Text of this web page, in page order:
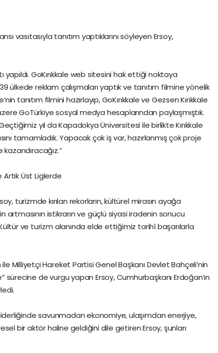
vasıtasıyla tanıtım yaptıklarını söyleyen Ersoy,
GoKırıkkale web sitesini hak ettiği noktaya
ülkede reklam çalışmaları yaptık ve tanıtım filmine yönelik
tanıtım filmini hazırlayıp, GoKırıkkale ve Gezsen Kırıkkale
GoTürkiye sosyal medya hesaplarından paylaşmıştık.
yıl da Kapadokya Üniversitesi ile birlikte Kırıkkale
tamamladık. Yapacak çok iş var, hazırlanmış çok proje
kazandıracağız.”
Üst Liglerde
turizmde kırılan rekorların, kültürel mirasın ayağa
artmasının istikrarın ve güçlü siyasi iradenin sonucu
ve turizm alanında elde ettiğimiz tarihî başarılarla
Milliyetçi Hareket Partisi Genel Başkanı Devlet Bahçeli’nin
de vurgu yapan Ersoy, Cumhurbaşkanı Erdoğan’ın
liderliğinde savunmadan ekonomiye, ulaşımdan enerjiye,
bir aktör haline geldiğini dile getiren Ersoy, şunları